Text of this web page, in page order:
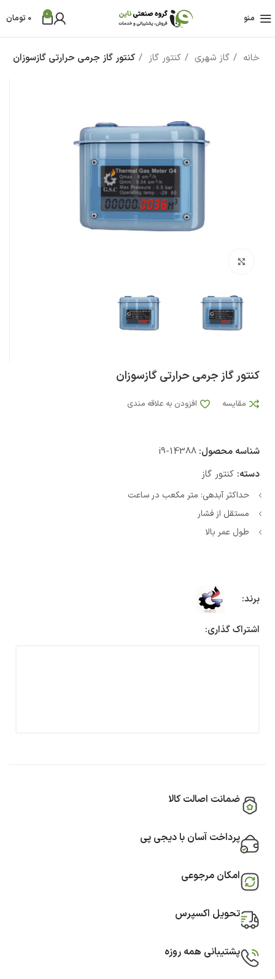
منو 0
0 تومان
خانه گاز شهری کنتور گاز کنتور گاز جرمی حرارتی گازسوزان
کنتور گاز جرمی حرارتی گازسوزان
مقایسه افزودن به علاقه مندی
شناسه محصول: i9-14388
دسته: کنتور گاز
حداکثر آبدهی: متر مکعب در ساعت
مستقل از فشار
طول عمر بالا
برند:
اشتراک گذاری:
ضمانت اصالت کالا
پرداخت آسان با دیجی پی
امکان مرجوعی
تحویل اکسپرس
پشتیبانی همه روزه